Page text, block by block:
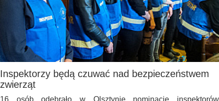
Inspektorzy będą czuwać nad bezpieczeństwem
zwierząt
16 osób odebrało w Olsztynie nominacje inspektorów